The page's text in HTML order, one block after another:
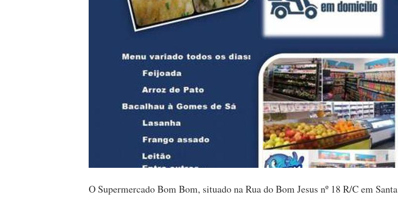
O Supermercado Bom Bom, situado na Rua do Bom Jesus nº 18 R/C em Santa